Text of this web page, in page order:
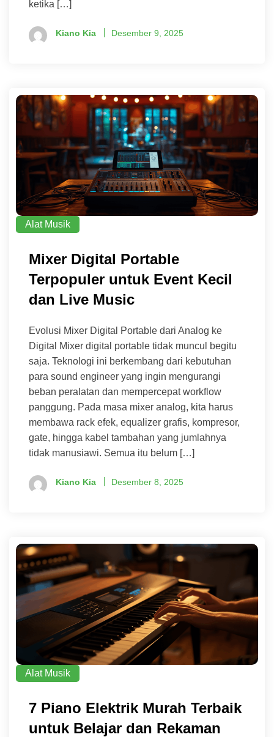
ketika […]
Kiano Kia Desember 9, 2025
Alat Musik
Mixer Digital Portable
Terpopuler untuk Event Kecil
dan Live Music
Evolusi Mixer Digital Portable dari Analog ke
Digital Mixer digital portable tidak muncul begitu
saja. Teknologi ini berkembang dari kebutuhan
para sound engineer yang ingin mengurangi
beban peralatan dan mempercepat workflow
panggung. Pada masa mixer analog, kita harus
membawa rack efek, equalizer grafis, kompresor,
gate, hingga kabel tambahan yang jumlahnya
tidak manusiawi. Semua itu belum […]
Kiano Kia Desember 8, 2025
Alat Musik
7 Piano Elektrik Murah Terbaik
untuk Belajar dan Rekaman